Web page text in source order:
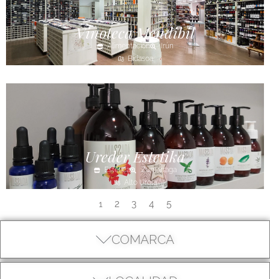
COMARCA
Vinoteca Mendibil
Alimentación
Irún
Bidasoa
Ureder Estetika
Estética
Zumarraga
Alto Urola
1 2 3 4 5